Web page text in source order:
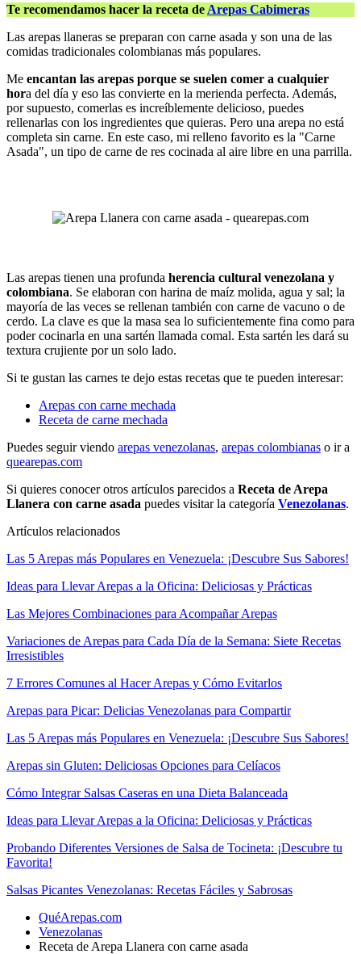
Te recomendamos hacer la receta de Arepas Cabimeras
Las arepas llaneras se preparan con carne asada y son una de las
comidas tradicionales colombianas más populares.
Me encantan las arepas porque se suelen comer a cualquier
hora del día y eso las convierte en la merienda perfecta. Además,
por supuesto, comerlas es increíblemente delicioso, puedes
rellenarlas con los ingredientes que quieras. Pero una arepa no está
completa sin carne. En este caso, mi relleno favorito es la "Carne
Asada", un tipo de carne de res cocinada al aire libre en una parrilla.
Las arepas tienen una profunda herencia cultural venezolana y
colombiana. Se elaboran con harina de maíz molida, agua y sal; la
mayoría de las veces se rellenan también con carne de vacuno o de
cerdo. La clave es que la masa sea lo suficientemente fina como para
poder cocinarla en una sartén llamada comal. Esta sartén les dará su
textura crujiente por un solo lado.
Si te gustan las carnes te dejo estas recetas que te pueden interesar:
Arepas con carne mechada
Receta de carne mechada
Puedes seguir viendo arepas venezolanas, arepas colombianas o ir a
quearepas.com
Si quieres conocer otros artículos parecidos a Receta de Arepa
Llanera con carne asada puedes visitar la categoría Venezolanas.
Artículos relacionados
Las 5 Arepas más Populares en Venezuela: ¡Descubre Sus Sabores!
Ideas para Llevar Arepas a la Oficina: Deliciosas y Prácticas
Las Mejores Combinaciones para Acompañar Arepas
Variaciones de Arepas para Cada Día de la Semana: Siete Recetas
Irresistibles
7 Errores Comunes al Hacer Arepas y Cómo Evitarlos
Arepas para Picar: Delicias Venezolanas para Compartir
Las 5 Arepas más Populares en Venezuela: ¡Descubre Sus Sabores!
Arepas sin Gluten: Deliciosas Opciones para Celíacos
Cómo Integrar Salsas Caseras en una Dieta Balanceada
Ideas para Llevar Arepas a la Oficina: Deliciosas y Prácticas
Probando Diferentes Versiones de Salsa de Tocineta: ¡Descubre tu
Favorita!
Salsas Picantes Venezolanas: Recetas Fáciles y Sabrosas
QuéArepas.com
Venezolanas
Receta de Arepa Llanera con carne asada